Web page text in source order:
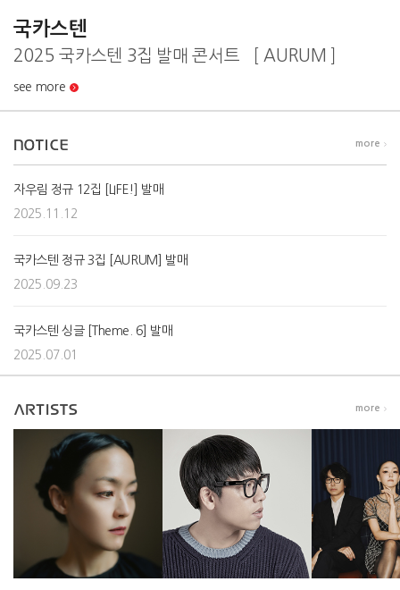
국카스텐
2025 국카스텐 3집 발매 콘서트 ［ AURUM ］
see more
more
자우림 정규 12집 [LIFE!] 발매
2025.11.12
국카스텐 정규 3집 [AURUM] 발매
2025.09.23
국카스텐 싱글 [Theme. 6] 발매
2025.07.01
more